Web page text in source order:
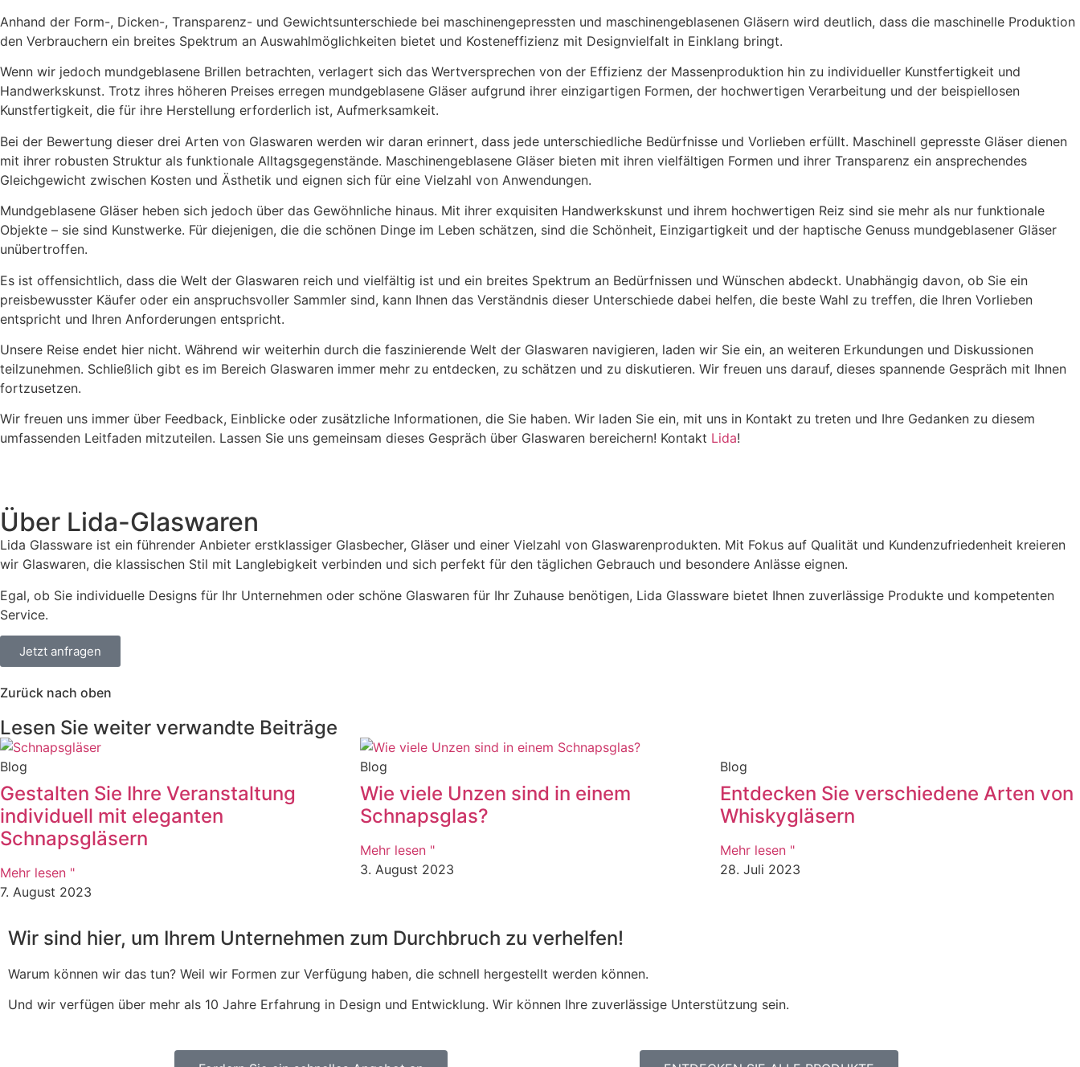
Anhand der Form-, Dicken-, Transparenz- und Gewichtsunterschiede bei maschinengepressten und maschinengeblasenen Gläsern wird deutlich, dass die maschinelle Produktion
den Verbrauchern ein breites Spektrum an Auswahlmöglichkeiten bietet und Kosteneffizienz mit Designvielfalt in Einklang bringt.
Wenn wir jedoch mundgeblasene Brillen betrachten, verlagert sich das Wertversprechen von der Effizienz der Massenproduktion hin zu individueller Kunstfertigkeit und
Handwerkskunst. Trotz ihres höheren Preises erregen mundgeblasene Gläser aufgrund ihrer einzigartigen Formen, der hochwertigen Verarbeitung und der beispiellosen
Kunstfertigkeit, die für ihre Herstellung erforderlich ist, Aufmerksamkeit.
Bei der Bewertung dieser drei Arten von Glaswaren werden wir daran erinnert, dass jede unterschiedliche Bedürfnisse und Vorlieben erfüllt. Maschinell gepresste Gläser dienen
mit ihrer robusten Struktur als funktionale Alltagsgegenstände. Maschinengeblasene Gläser bieten mit ihren vielfältigen Formen und ihrer Transparenz ein ansprechendes
Gleichgewicht zwischen Kosten und Ästhetik und eignen sich für eine Vielzahl von Anwendungen.
Mundgeblasene Gläser heben sich jedoch über das Gewöhnliche hinaus. Mit ihrer exquisiten Handwerkskunst und ihrem hochwertigen Reiz sind sie mehr als nur funktionale
Objekte – sie sind Kunstwerke. Für diejenigen, die die schönen Dinge im Leben schätzen, sind die Schönheit, Einzigartigkeit und der haptische Genuss mundgeblasener Gläser
unübertroffen.
Es ist offensichtlich, dass die Welt der Glaswaren reich und vielfältig ist und ein breites Spektrum an Bedürfnissen und Wünschen abdeckt. Unabhängig davon, ob Sie ein
preisbewusster Käufer oder ein anspruchsvoller Sammler sind, kann Ihnen das Verständnis dieser Unterschiede dabei helfen, die beste Wahl zu treffen, die Ihren Vorlieben
entspricht und Ihren Anforderungen entspricht.
Unsere Reise endet hier nicht. Während wir weiterhin durch die faszinierende Welt der Glaswaren navigieren, laden wir Sie ein, an weiteren Erkundungen und Diskussionen
teilzunehmen. Schließlich gibt es im Bereich Glaswaren immer mehr zu entdecken, zu schätzen und zu diskutieren. Wir freuen uns darauf, dieses spannende Gespräch mit Ihnen
fortzusetzen.
Wir freuen uns immer über Feedback, Einblicke oder zusätzliche Informationen, die Sie haben. Wir laden Sie ein, mit uns in Kontakt zu treten und Ihre Gedanken zu diesem
umfassenden Leitfaden mitzuteilen. Lassen Sie uns gemeinsam dieses Gespräch über Glaswaren bereichern! Kontakt Lida!
Über Lida-Glaswaren
Lida Glassware ist ein führender Anbieter erstklassiger Glasbecher, Gläser und einer Vielzahl von Glaswarenprodukten. Mit Fokus auf Qualität und Kundenzufriedenheit kreieren
wir Glaswaren, die klassischen Stil mit Langlebigkeit verbinden und sich perfekt für den täglichen Gebrauch und besondere Anlässe eignen.
Egal, ob Sie individuelle Designs für Ihr Unternehmen oder schöne Glaswaren für Ihr Zuhause benötigen, Lida Glassware bietet Ihnen zuverlässige Produkte und kompetenten
Service.
Jetzt anfragen
Zurück nach oben
Lesen Sie weiter verwandte Beiträge
Blog
Gestalten Sie Ihre Veranstaltung
individuell mit eleganten
Schnapsgläsern
Mehr lesen "
7. August 2023
Blog
Wie viele Unzen sind in einem
Schnapsglas?
Mehr lesen "
3. August 2023
Blog
Entdecken Sie verschiedene Arten von
Whiskygläsern
Mehr lesen "
28. Juli 2023
Wir sind hier, um Ihrem Unternehmen zum Durchbruch zu verhelfen!
Warum können wir das tun? Weil wir Formen zur Verfügung haben, die schnell hergestellt werden können.
Und wir verfügen über mehr als 10 Jahre Erfahrung in Design und Entwicklung. Wir können Ihre zuverlässige Unterstützung sein.